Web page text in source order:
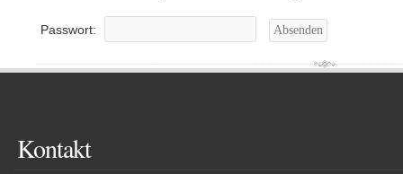
Passwort:
Kontakt